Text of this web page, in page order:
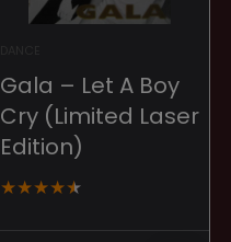
Gala – Let A Boy
Cry (Limited Laser
Edition)
★★★★★